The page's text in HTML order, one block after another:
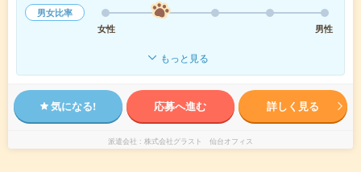
男女比率
女性
男性
もっと見る
気になる! 応募へ進む 詳しく見る
派遣会社 株式会社グラスト 仙台オフィス